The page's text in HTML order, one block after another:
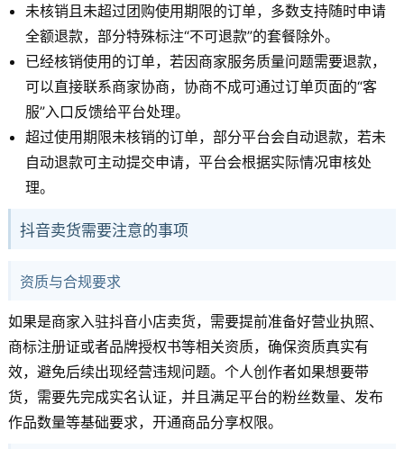
未核销且未超过团购使用期限的订单，多数支持随时申请
全额退款，部分特殊标注“不可退款”的套餐除外。
已经核销使用的订单，若因商家服务质量问题需要退款，
可以直接联系商家协商，协商不成可通过订单页面的“客
服”入口反馈给平台处理。
超过使用期限未核销的订单，部分平台会自动退款，若未
自动退款可主动提交申请，平台会根据实际情况审核处
理。
抖音卖货需要注意的事项
资质与合规要求
如果是商家入驻抖音小店卖货，需要提前准备好营业执照、
商标注册证或者品牌授权书等相关资质，确保资质真实有
效，避免后续出现经营违规问题。个人创作者如果想要带
货，需要先完成实名认证，并且满足平台的粉丝数量、发布
作品数量等基础要求，开通商品分享权限。